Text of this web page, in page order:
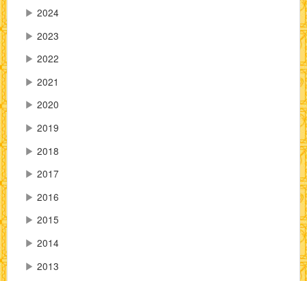
▶ 2024
▶ 2023
▶ 2022
▶ 2021
▶ 2020
▶ 2019
▶ 2018
▶ 2017
▶ 2016
▶ 2015
▶ 2014
▶ 2013